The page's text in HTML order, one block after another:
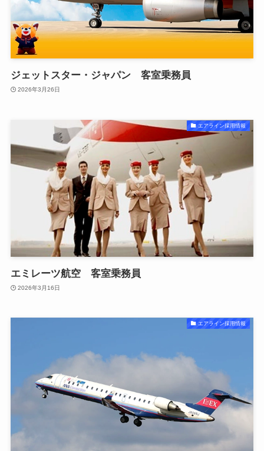
ジェットスター・ジャパン 客室乗務員
2026年3月26日
エアライン採用情報
エミレーツ航空 客室乗務員
2026年3月16日
エアライン採用情報